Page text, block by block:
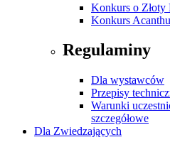
Konkurs o Złoty
Konkurs
Regulaminy
Dla wystawców
Przepisy
Warunki
szczegółowe
Dla Zwiedzających